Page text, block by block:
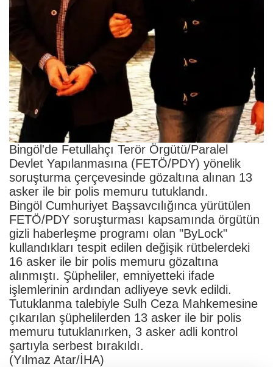
Bingöl'de Fetullahçı Terör Örgütü/Paralel
Devlet Yapılanmasına (FETÖ/PDY) yönelik
soruşturma çerçevesinde gözaltına alınan 13
asker ile bir polis memuru tutuklandı.
Bingöl Cumhuriyet Başsavcılığınca yürütülen
FETÖ/PDY soruşturması kapsamında örgütün
gizli haberleşme programı olan "ByLock"
kullandıkları tespit edilen değişik rütbelerdeki
16 asker ile bir polis memuru gözaltına
alınmıştı. Şüpheliler, emniyetteki ifade
işlemlerinin ardından adliyeye sevk edildi.
Tutuklanma talebiyle Sulh Ceza Mahkemesine
çıkarılan şüphelilerden 13 asker ile bir polis
memuru tutuklanırken, 3 asker adli kontrol
şartıyla serbest bırakıldı.
(Yılmaz Atar/İHA)